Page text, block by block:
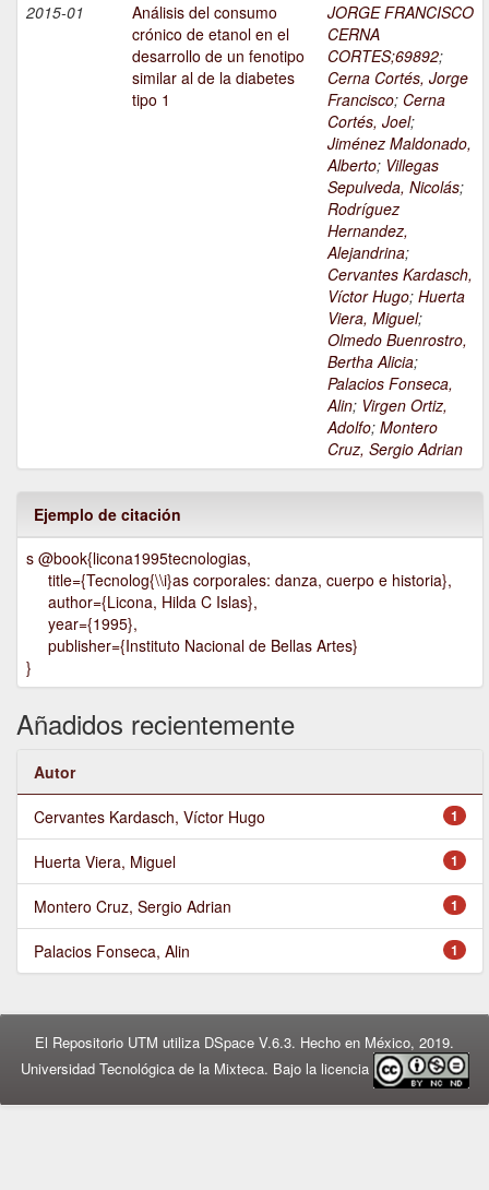
2015-01
Análisis del consumo
crónico de etanol en el
desarrollo de un fenotipo
similar al de la diabetes
tipo 1
JORGE FRANCISCO
CERNA
CORTES;69892;
Cerna Cortés, Jorge
Francisco; Cerna
Cortés, Joel;
Jiménez Maldonado,
Alberto; Villegas
Sepulveda, Nicolás;
Rodríguez
Hernandez,
Alejandrina;
Cervantes Kardasch,
Víctor Hugo; Huerta
Viera, Miguel;
Olmedo Buenrostro,
Bertha Alicia;
Palacios Fonseca,
Alin; Virgen Ortiz,
Adolfo; Montero
Cruz, Sergio Adrian
Ejemplo de citación
s @book{licona1995tecnologias,
title={Tecnolog{\\i}as corporales: danza, cuerpo e historia},
author={Licona, Hilda C Islas},
year={1995},
publisher={Instituto Nacional de Bellas Artes}
}
Añadidos recientemente
Autor
1
Cervantes Kardasch, Víctor Hugo
1
Huerta Viera, Miguel
1
Montero Cruz, Sergio Adrian
1
Palacios Fonseca, Alin
El Repositorio UTM utiliza DSpace V.6.3. Hecho en México, 2019.
Universidad Tecnológica de la Mixteca. Bajo la licencia